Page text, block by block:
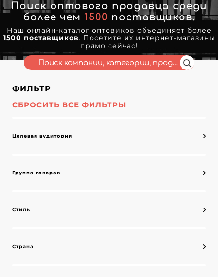
Поиск оптового продавца среди
более чем 1500 поставщиков.
Наш онлайн-каталог оптовиков объединяет более
1500 поставщиков. Посетите их интернет-магазины
прямо сейчас!
ФИЛЬТР
СБРОСИТЬ ВСЕ ФИЛЬТРЫ
Целевая аудитория
Группа товаров
Стиль
Страна